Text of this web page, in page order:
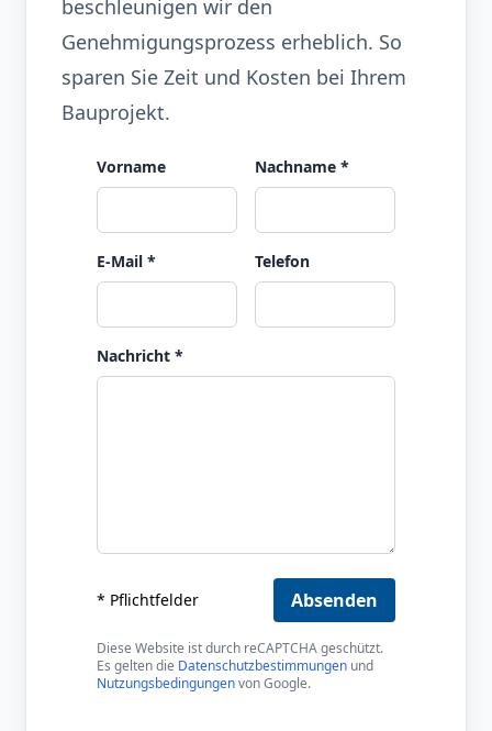
beschleunigen wir den
Genehmigungsprozess erheblich. So
sparen Sie Zeit und Kosten bei Ihrem
Bauprojekt.
Vorname Nachname *
E‑Mail * Telefon
Nachricht *
* Pflichtfelder Absenden
Diese Website ist durch reCAPTCHA geschützt.
Es gelten die Datenschutzbestimmungen und
Nutzungsbedingungenvon Google.